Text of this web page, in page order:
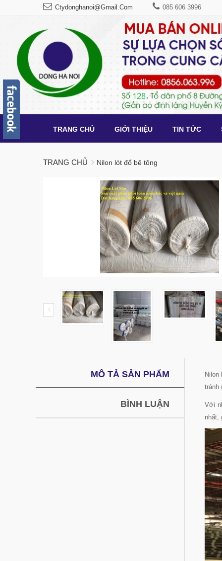
Ctydonghanoi@gmail.com 085 606 3996
TRANG CHỦ GIỚI THIỆU TIN TỨC
TRANG CHỦ Nilon lót đổ bê tông
MÔ TẢ SẢN PHẨM
BÌNH LUẬN
tránh
Với
nhất,